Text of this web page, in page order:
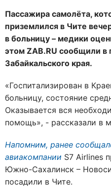
Пассажира самолёта,
приземлился в Чите
в больницу – медики
этом ZAB.RU сообщили
Забайкальского края.
«Госпитализирован в
больницу, состояние
Оказывается вся
помощь», - рассказали в
Напомним, ранее
авиакомпании S7 Airlines
Южно-Сахалинск –
посадили в Чите.